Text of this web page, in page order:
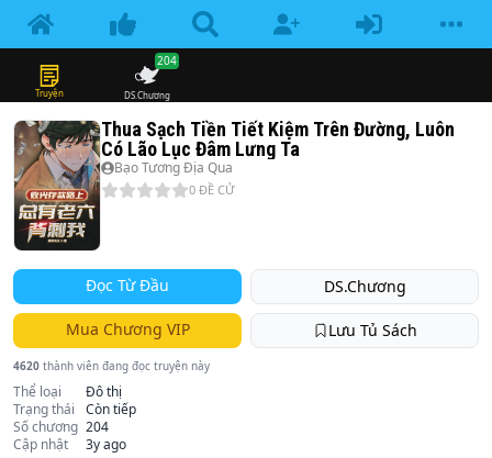
Truyện DS.Chương
204
Thua Sạch Tiền Tiết Kiệm Trên Đường, Luôn
Có Lão Lục Đâm Lưng Ta
Bạo Tương Địa Qua
0 ĐỀ CỬ
Đọc Từ Đầu DS.Chương
Mua Chương VIP Lưu Tủ Sách
4620 thành viên đang đọc truyện này
Thể loại
Đô thị
Trạng thái
Còn tiếp
Số chương 204
Cập nhật
3y ago